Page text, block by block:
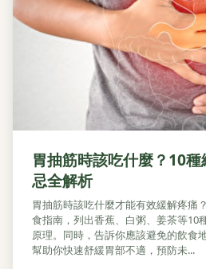
胃抽筋時該吃什麼？10
忌全解析
胃抽筋時該吃什麼才能有效緩解疼痛
食指南，列出香蕉、白粥、姜茶等10
原理。同時，告訴你應該避免的飲食
幫助你快速舒緩胃部不適，預防未...